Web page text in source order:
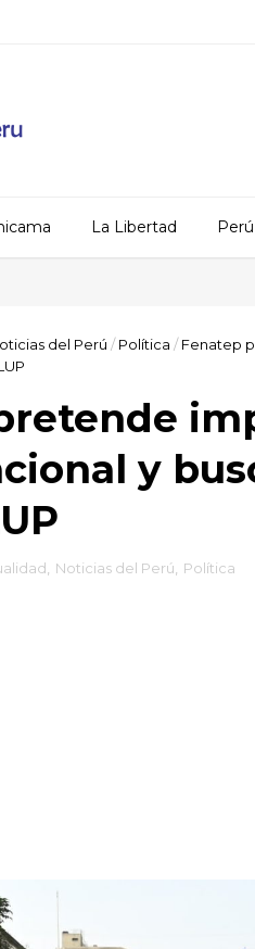
La Libertad Perú
del Perú / Política / Fenatep
y
Noticias del Perú Política